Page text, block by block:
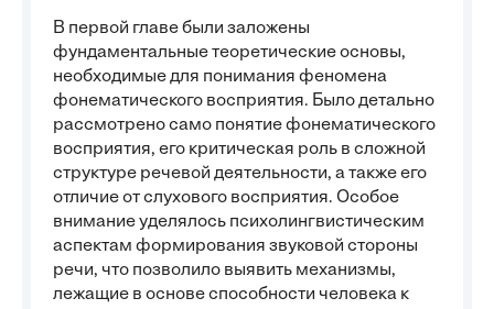
В первой главе были заложены
фундаментальные теоретические основы,
необходимые для понимания феномена
фонематического восприятия. Было детально
рассмотрено само понятие фонематического
восприятия, его критическая роль в сложной
структуре речевой деятельности, а также его
отличие от слухового восприятия. Особое
внимание уделялось психолингвистическим
аспектам формирования звуковой стороны
речи, что позволило выявить механизмы,
лежащие в основе способности человека к